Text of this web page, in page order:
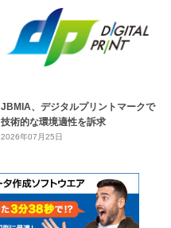
JBMIA、デジタルプリントマークで
技術的な環境適性を訴求
2026年07月25日